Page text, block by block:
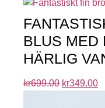
BLUS MED
HÄRLIG
kr699.00 kr349.00